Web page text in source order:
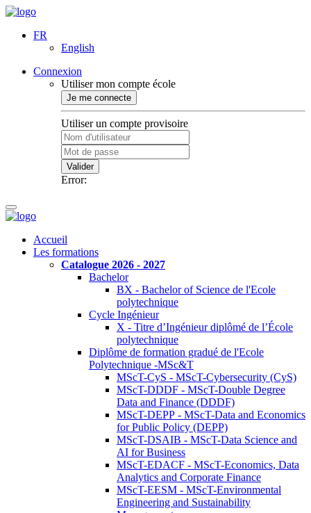
FR
English
Connexion
Utiliser mon compte école
Je me connecte
Utiliser un compte provisoire
Valider
Error:
Accueil
Les formations
Catalogue 2026 - 2027
Bachelor
BX - Bachelor of Science de l'Ecole
polytechnique
Cycle Ingénieur
X - Titre d’Ingénieur diplômé de l’École
polytechnique
Diplôme de formation gradué de l'Ecole
Polytechnique -MSc&T
MScT-CyS - MScT-Cybersecurity (CyS)
MScT-DDDF - MScT-Double Degree
Data and Finance (DDDF)
MScT-DEPP - MScT-Data and Economics
for Public Policy (DEPP)
MScT-DSAIB - MScT-Data Science and
AI for Business
MScT-EDACF - MScT-Economics, Data
Analytics and Corporate Finance
MScT-EESM - MScT-Environmental
Engineering and Sustainability